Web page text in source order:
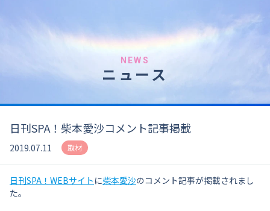
NEWS
ニュース
日刊SPA！柴本愛沙コメント記事掲載
2019.07.11 取材
日刊SPA！WEBサイト に柴本愛沙のコメント記事が掲載されまし
た。